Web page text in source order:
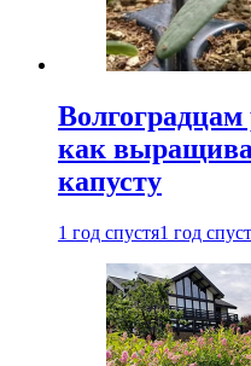
Волгоградцам
как
капусту
1 год спустя1 год